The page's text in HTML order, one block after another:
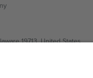
19713, United States